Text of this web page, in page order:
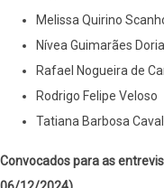
Melissa Quirino
Nívea Guimarães Doria
Rafael Nogueira de
Rodrigo Felipe Veloso
Tatiana Barbosa
Convocados para as